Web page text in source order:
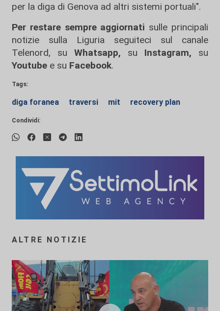
per la diga di Genova ad altri sistemi portuali".
Per restare sempre aggiornati sulle principali
notizie sulla Liguria seguiteci sul canale
Telenord, su
Whatsapp, su Instagram, su
Youtube e su Facebook.
Tags:
diga foranea traversi mit recovery plan
Condividi:
ALTRE NOTIZIE